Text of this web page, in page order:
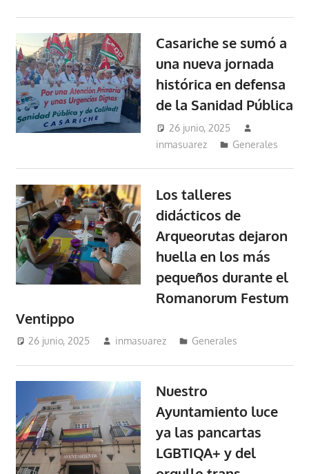
Casariche se sumó a
una nueva jornada
histórica en defensa
de la Sanidad Pública
26 junio, 2025
inmasuarez
Generales
Los talleres
didácticos de
Arqueorutas dejaron
huella en los más
pequeños durante el
Romanorum Festum
Ventippo
26 junio, 2025 inmasuarez Generales
Nuestro
Ayuntamiento luce
ya las pancartas
LGBTIQA+ y del